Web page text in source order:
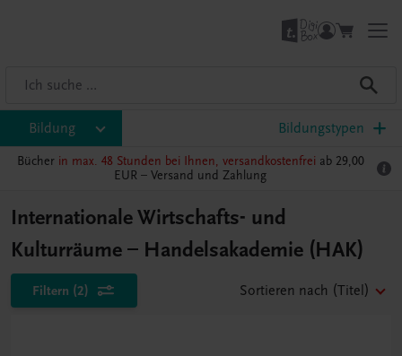
Bildung Bildungstypen
Bücher in max. 48 Stunden bei Ihnen, versandkostenfrei ab 29,00
EUR – Versand und Zahlung
Internationale Wirtschafts- und
Kulturräume – Handelsakademie (HAK)
Filtern (2) Sortieren nach (Titel)